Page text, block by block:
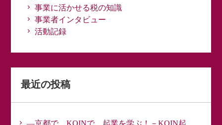
事業に活かせる税の知識
事業者インタビュー
活動記録
最近の投稿
―京都で、KOINで、起業を学ぶ！－KOIN起